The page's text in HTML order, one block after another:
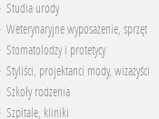
Studia urody
Weterynaryjne wyposażenie, sprzęt
Stomatolodzy i protetycy
Styliści, projektanci mody, wizażyści
Szkoły rodzenia
Szpitale, kliniki